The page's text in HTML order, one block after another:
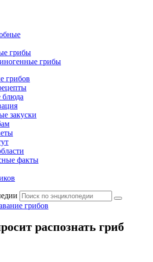
грибы
грибы
грибов
блюда
закуски
факты
грибов
распознать гриб